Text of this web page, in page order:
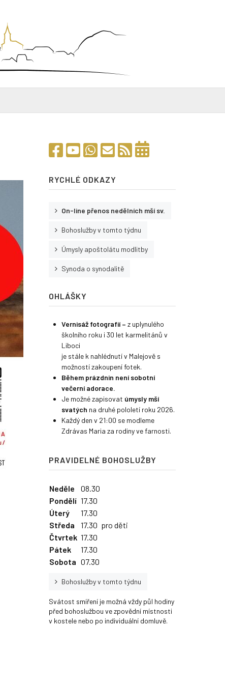
RYCHLÉ ODKAZY
On-line přenos nedělních mší sv.
Bohoslužby v tomto týdnu
Úmysly apoštolátu modlitby
Synoda o synodalitě
OHLÁŠKY
Vernisáž fotografií – z uplynulého
školního roku i 30 let karmelitánů v
Liboci
je stále k nahlédnutí v Malejově s
možností zakoupení fotek.
Během prázdnin není sobotní
večerní adorace.
Je možné zapisovat úmysly mší
svatých na druhé pololetí roku 2026.
Každý den v 21:00 se modleme
Zdrávas Maria za rodiny ve farnosti.
PRAVIDELNÉ BOHOSLUŽBY
Neděle
08.30
Pondělí 17.30
Úterý
17.30
Středa
17.30 pro děti
Čtvrtek 17.30
Pátek
17.30
Sobota 07.30
Bohoslužby v tomto týdnu
Svátost smíření je možná vždy půl hodiny
před bohoslužbou ve zpovědní místnosti
v kostele nebo po individuální domluvě.